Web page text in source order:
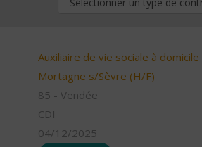
Auxiliaire de vie sociale à
Mortagne s/Sèvre (H/F)
85 - Vendée
CDI
04/12/2025